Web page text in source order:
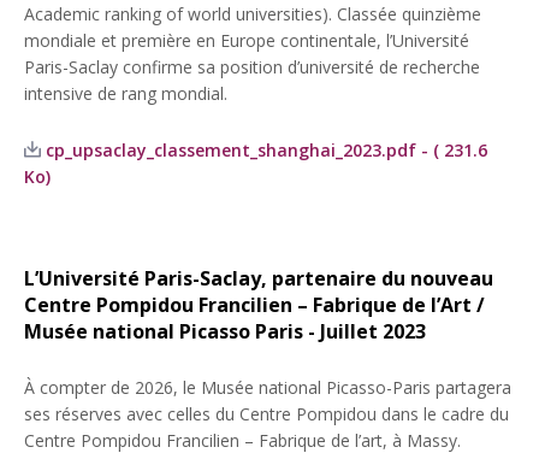
Academic ranking of world universities). Classée quinzième
mondiale et première en Europe continentale, l’Université
Paris-Saclay confirme sa position d’université de recherche
intensive de rang mondial.
cp_upsaclay_classement_shanghai_2023.pdf - ( 231.6
Ko)
L’Université Paris-Saclay, partenaire du nouveau
Centre Pompidou Francilien – Fabrique de l’Art /
Musée national Picasso Paris - Juillet 2023
À compter de 2026, le Musée national Picasso-Paris partagera
ses réserves avec celles du Centre Pompidou dans le cadre du
Centre Pompidou Francilien – Fabrique de l’art, à Massy.